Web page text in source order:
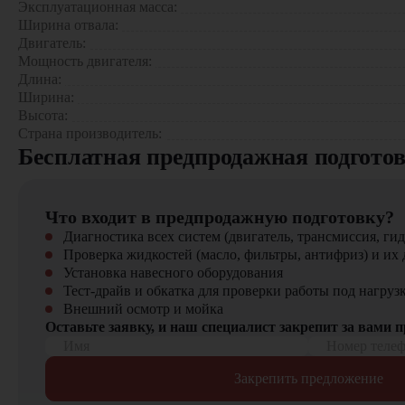
Профилирования дорожного покрытия
Планировки строительных площадок
Создания дорожных насыпей и кюветов
Коммунальных работ и уборки снега
5 причин выбрать SEM 917 F:
Оптимальное сочетание цены и качества
Высокая производительность при различных работах
Комфортные условия для оператора
Приобрести автогрейдер SEM 917 F можно в компании
гибкие финансовые программы; профессиональные
На нашем сайте представлен широкий выбор
Эксплуатационная масса:
Ширина отвала:
Двигатель:
Мощность двигателя:
Длина:
Ширина:
Высота:
Страна производитель:
Бесплатная предпродажная
Что входит в предпродажную подготовку?
Диагностика всех систем (двигатель, трансмиссия,
Проверка жидкостей (масло, фильтры, антифриз) и их
Установка навесного оборудования
Тест-драйв и обкатка для проверки работы под
Внешний осмотр и мойка
Оставьте заявку, и наш специалист закрепит за вами
Закрепить предложение